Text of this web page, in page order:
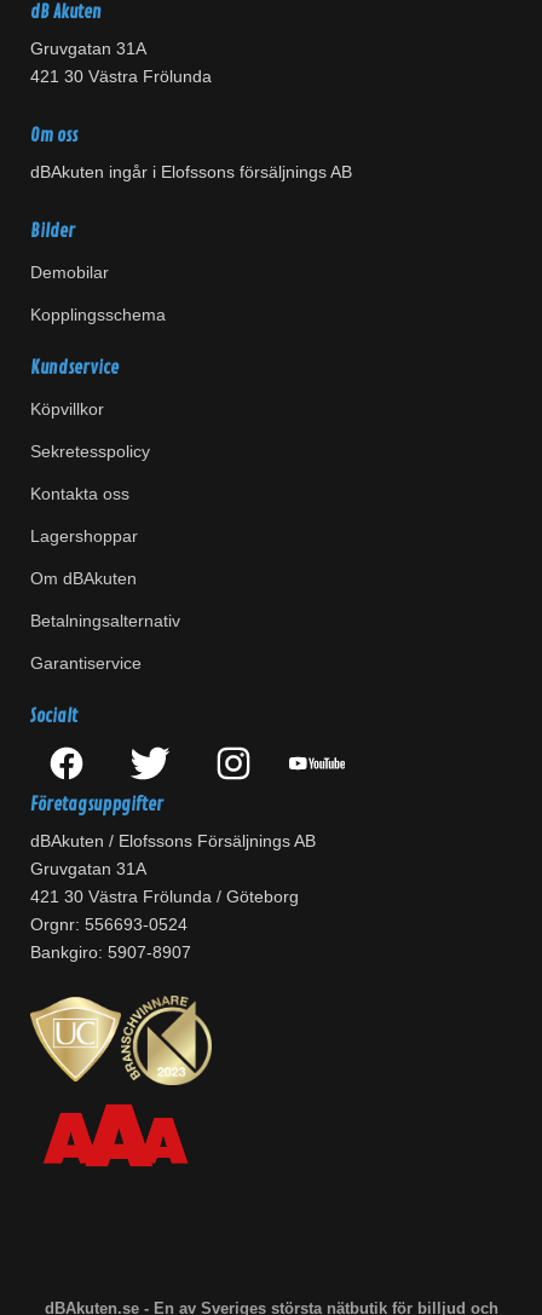
dB Akuten
Gruvgatan 31A
421 30 Västra Frölunda
Om oss
dBAkuten ingår i Elofssons försäljnings AB
Bilder
Demobilar
Kopplingsschema
Kundservice
Köpvillkor
Sekretesspolicy
Kontakta oss
Lagershoppar
Om dBAkuten
Betalningsalternativ
Garantiservice
Socialt
Företagsuppgifter
dBAkuten / Elofssons Försäljnings AB
Gruvgatan 31A
421 30 Västra Frölunda / Göteborg
Orgnr: 556693-0524
Bankgiro: 5907-8907
dBAkuten.se - En av Sveriges största nätbutik för billjud och